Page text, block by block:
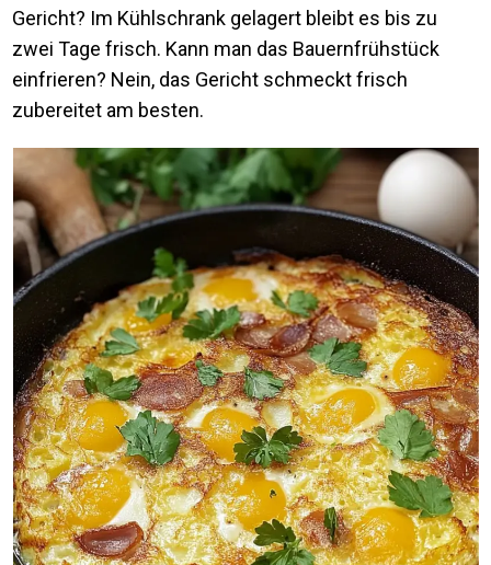
Gericht? Im Kühlschrank gelagert bleibt es bis zu
zwei Tage frisch. Kann man das Bauernfrühstück
einfrieren? Nein, das Gericht schmeckt frisch
zubereitet am besten.